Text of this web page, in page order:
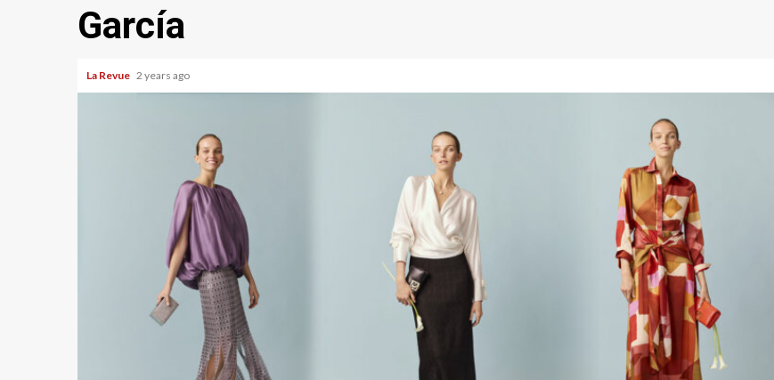
García
La Revue 2 years ago